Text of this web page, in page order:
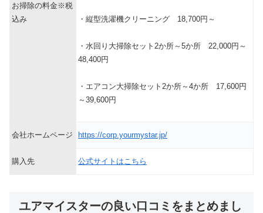
お掃除の料金※税
込み
・縦型洗濯機クリーニング 18,700円～
・水回り大掃除セット2か所～5か所 22,000円～
48,400円
・エアコン大掃除セット2か所～4か所 17,600円
～39,600円
会社ホームページ https://corp.yourmystar.jp/
購入先 公式サイトはこちら
ユアマイスターの良い口コミをまとめまし